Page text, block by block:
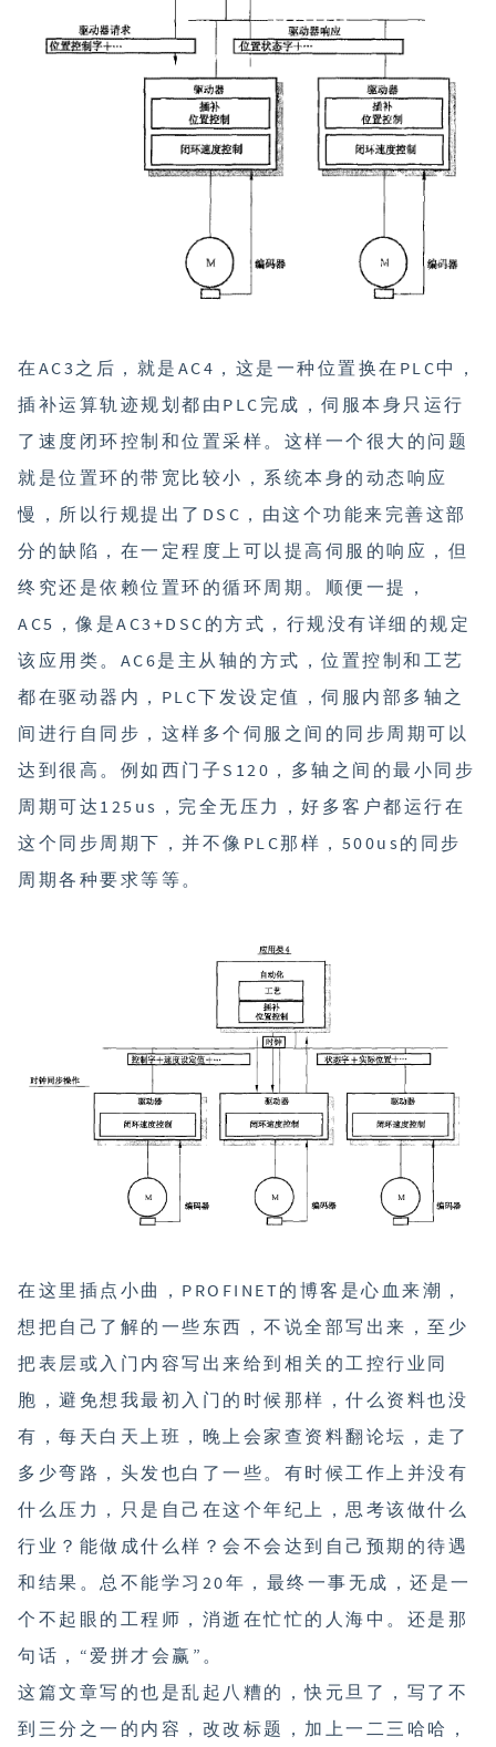
在AC3之后，就是AC4，这是一种位置换在PLC中，
插补运算轨迹规划都由PLC完成，伺服本身只运行
了速度闭环控制和位置采样。这样一个很大的问题
就是位置环的带宽比较小，系统本身的动态响应
慢，所以行规提出了DSC，由这个功能来完善这部
分的缺陷，在一定程度上可以提高伺服的响应，但
终究还是依赖位置环的循环周期。顺便一提，
AC5，像是AC3+DSC的方式，行规没有详细的规定
该应用类。AC6是主从轴的方式，位置控制和工艺
都在驱动器内，PLC下发设定值，伺服内部多轴之
间进行自同步，这样多个伺服之间的同步周期可以
达到很高。例如西门子S120，多轴之间的最小同步
周期可达125us，完全无压力，好多客户都运行在
这个同步周期下，并不像PLC那样，500us的同步
周期各种要求等等。
在这里插点小曲，PROFINET的博客是心血来潮，
想把自己了解的一些东西，不说全部写出来，至少
把表层或入门内容写出来给到相关的工控行业同
胞，避免想我最初入门的时候那样，什么资料也没
有，每天白天上班，晚上会家查资料翻论坛，走了
多少弯路，头发也白了一些。有时候工作上并没有
什么压力，只是自己在这个年纪上，思考该做什么
行业？能做成什么样？会不会达到自己预期的待遇
和结果。总不能学习20年，最终一事无成，还是一
个不起眼的工程师，消逝在忙忙的人海中。还是那
句话，“爱拼才会赢”。
这篇文章写的也是乱起八糟的，快元旦了，写了不
到三分之一的内容，改改标题，加上一二三哈哈，